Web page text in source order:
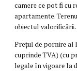
camere ce pot fi cu
apartamente.
obiectul valorificării.
Prețul de pornire al
cuprinde TVA) (cu
legale în vigoare la